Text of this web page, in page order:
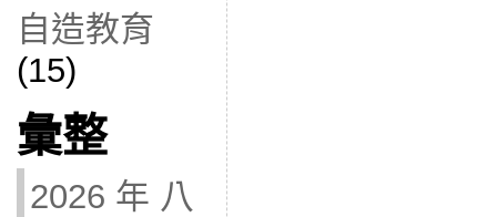
自造教育
(15)
彙整
2026 年 八